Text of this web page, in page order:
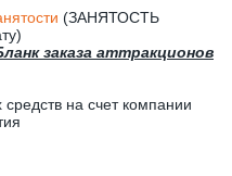
(ЗАНЯТОСТЬ
заказа аттракционов
на счет компании